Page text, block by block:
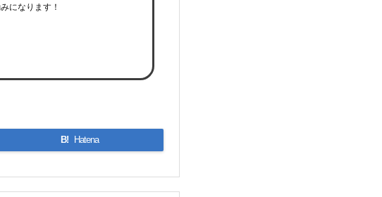
になります！
B! Hatena